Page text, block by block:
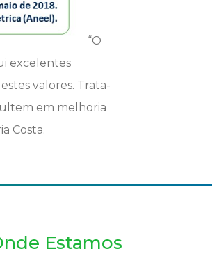
“O
excelentes
valores. Trata-
em melhoria
Costa.
Estamos